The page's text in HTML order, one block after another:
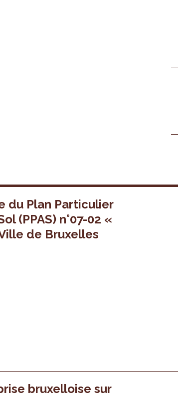
du Plan Particulier
(PPAS) n°07-02 «
de Bruxelles
bruxelloise sur